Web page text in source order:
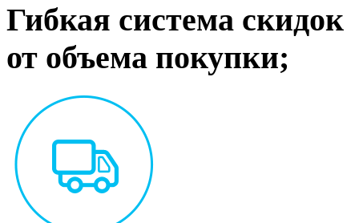
Гибкая система скидок
от объема покупки;